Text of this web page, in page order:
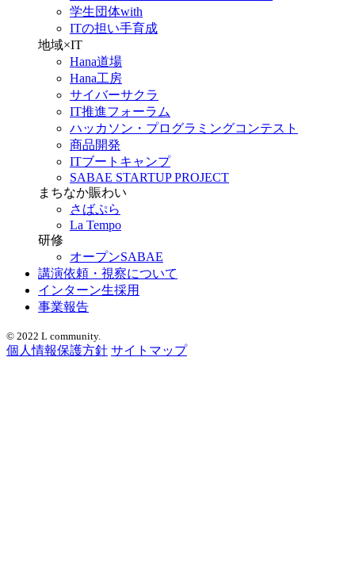
学生団体with
ITの担い手育成
地域×IT
Hana道場
Hana工房
サイバーサクラ
IT推進フォーラム
ハッカソン・プログラミングコンテスト
商品開発
ITブートキャンプ
SABAE STARTUP PROJECT
まちなか賑わい
さばぷら
La Tempo
研修
オープンSABAE
講演依頼・視察について
インターン生採用
事業報告
© 2022 L community.
個人情報保護方針 サイトマップ